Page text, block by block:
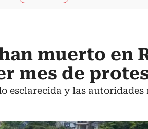
muerto en
mes de
esclarecida y las